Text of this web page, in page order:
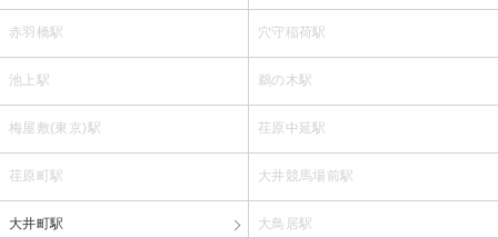
赤羽橋駅 穴守稲荷駅
池上駅 鵜の木駅
梅屋敷(東京)駅 荏原中延駅
荏原町駅 大井競馬場前駅
大井町駅 大鳥居駅